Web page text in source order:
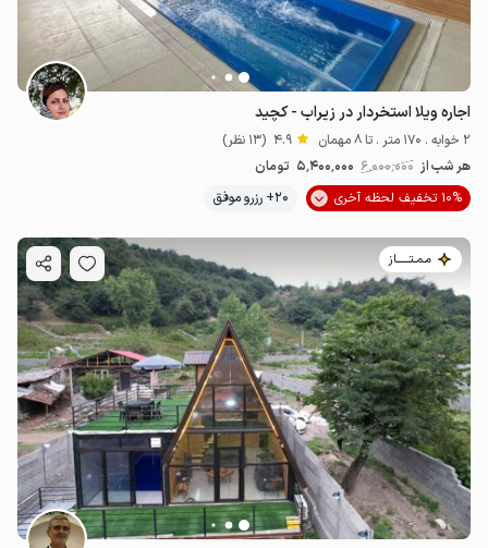
اجاره ویلا استخردار در زیراب - کچید
2 خوابه . 170 متر . تا 8 مهمان 4.9 (13 نظر)
هر شب از 6٬000٬000 5٬400٬000 تومان
10% تخفیف لحظه آخری
20+ رزرو موفق
مـمـتــــــاز